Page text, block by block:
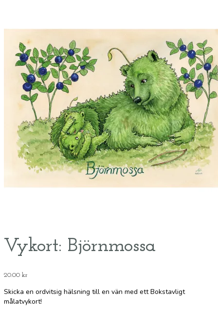
Vykort: Björnmossa
20.00 kr
Skicka en ordvitsig hälsning till en vän med ett Bokstavligt
målatvykort!